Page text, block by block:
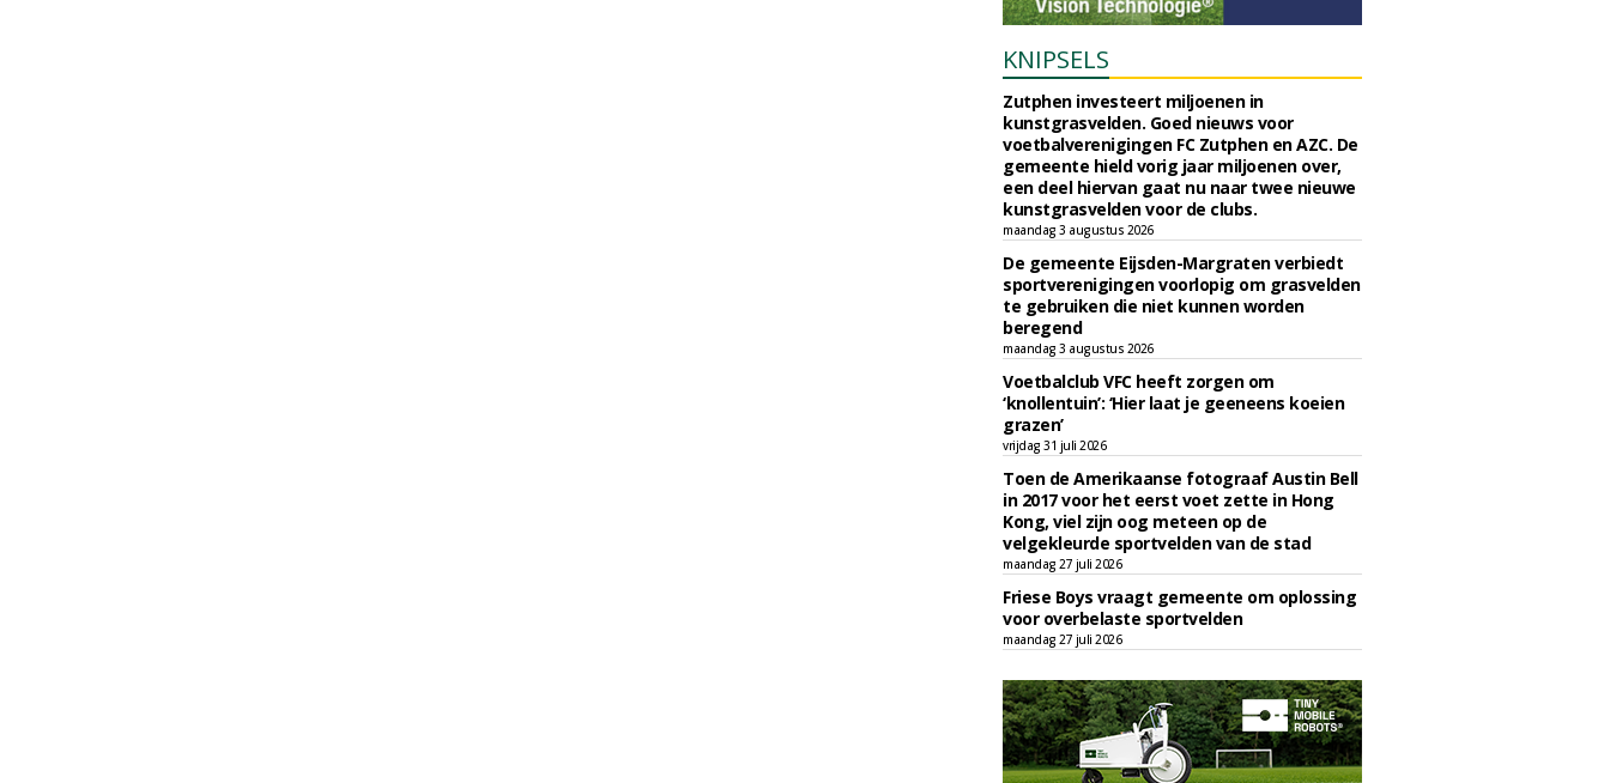
KNIPSELS
Zutphen investeert miljoenen in
kunstgrasvelden. Goed nieuws voor
voetbalverenigingen FC Zutphen en AZC. De
gemeente hield vorig jaar miljoenen over,
een deel hiervan gaat nu naar twee nieuwe
kunstgrasvelden voor de clubs.
maandag 3 augustus 2026
De gemeente Eijsden-Margraten verbiedt
sportverenigingen voorlopig om grasvelden
te gebruiken die niet kunnen worden
beregend
maandag 3 augustus 2026
Voetbalclub VFC heeft zorgen om
‘knollentuin’: ‘Hier laat je geeneens koeien
grazen’
vrijdag 31 juli 2026
Toen de Amerikaanse fotograaf Austin Bell
in 2017 voor het eerst voet zette in Hong
Kong, viel zijn oog meteen op de
velgekleurde sportvelden van de stad
maandag 27 juli 2026
Friese Boys vraagt gemeente om oplossing
voor overbelaste sportvelden
maandag 27 juli 2026